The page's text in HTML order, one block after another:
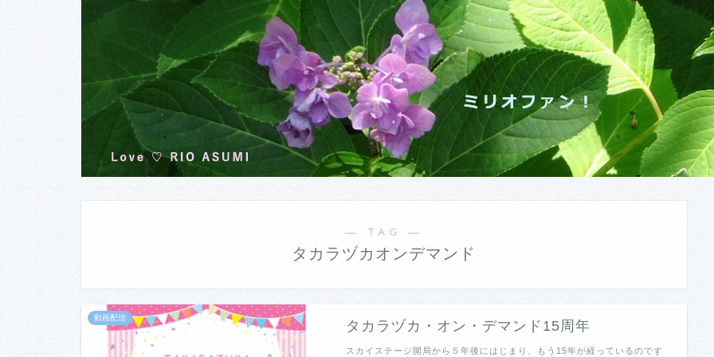
― TAG ―
タカラヅカオンデマンド
動画配信
タカラヅカ・オン・デマンド15周年
スカイステージ開局から５年後にはじまり、もう15年が経っているのです